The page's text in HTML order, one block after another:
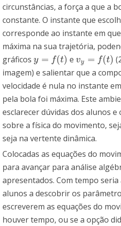
circunstâncias, a força a que a
constante. O instante que
corresponde ao instante em
máxima na sua trajetória,
gráficos y = f(t)
y= f(t evy = f(t)
vy=f(t )
imagem) e salientar que a
velocidade é nula no instante
pela bola foi máxima. Este
esclarecer dúvidas dos alunos e
sobre a física do movimento,
seja na vertente dinâmica.
Colocadas as equações do
para avançar para análise
apresentados. Com tempo
alunos a descobrir os
escreverem as equações do
houver tempo, ou se a opção